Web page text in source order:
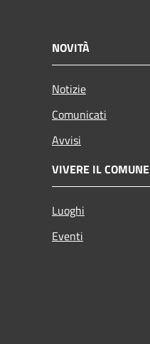
NOVITÀ
Notizie
Comunicati
Avvisi
VIVERE IL COMUNE
Luoghi
Eventi